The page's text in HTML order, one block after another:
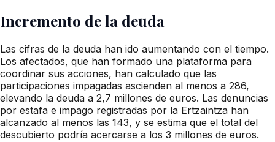
Incremento de la deuda
Las cifras de la deuda han ido aumentando con el tiempo.
Los afectados, que han formado una plataforma para
coordinar sus acciones, han calculado que las
participaciones impagadas ascienden al menos a 286,
elevando la deuda a 2,7 millones de euros. Las denuncias
por estafa e impago registradas por la Ertzaintza han
alcanzado al menos las 143, y se estima que el total del
descubierto podría acercarse a los 3 millones de euros.